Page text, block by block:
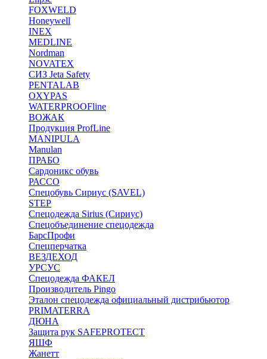
FOXWELD
Honeywell
INEX
MEDLINE
Nordman
NOVATEX
СИЗ Jeta Safety
PENTALAB
OXYPAS
WATERPROOFline
ВОЖАК
Продукция ProfLine
MANIPULA
Manulan
ПРАБО
Сардоникс обувь
РАССО
Спецобувь Сириус (SAVEL)
STEP
Спецодежда Sirius (Сириус)
Спецобъединение спецодежда
БарсПрофи
Спецперчатка
ВЕЗДЕХОД
УРСУС
Спецодежда ФАКЕЛ
Производитель Pingo
Эталон спецодежда официальный дистрибьютор
PRIMATERRA
ДЮНА
Защита рук SAFEPROTECT
ЯШФ
Жанетт